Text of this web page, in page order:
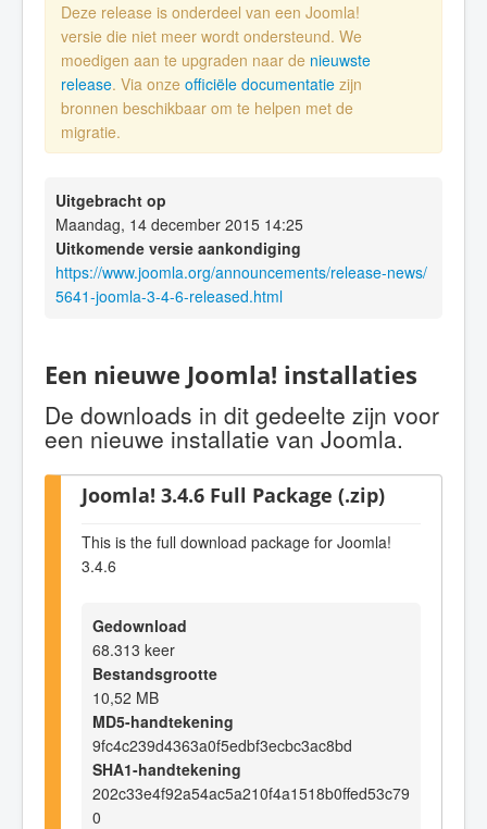
Deze release is onderdeel van een Joomla!
versie die niet meer wordt ondersteund. We
moedigen aan te upgraden naar de nieuwste
release. Via onze officiële documentatie zijn
bronnen beschikbaar om te helpen met de
migratie.
Uitgebracht op
Maandag, 14 december 2015 14:25
Uitkomende versie aankondiging
https://www.joomla.org/announcements/release-news/
5641-joomla-3-4-6-released.html
Een nieuwe Joomla! installaties
De downloads in dit gedeelte zijn voor
een nieuwe installatie van Joomla.
Joomla! 3.4.6 Full Package (.zip)
This is the full download package for Joomla!
3.4.6
Gedownload
68.313 keer
Bestandsgrootte
10,52 MB
MD5-handtekening
9fc4c239d4363a0f5edbf3ecbc3ac8bd
SHA1-handtekening
202c33e4f92a54ac5a210f4a1518b0ffed53c79
0